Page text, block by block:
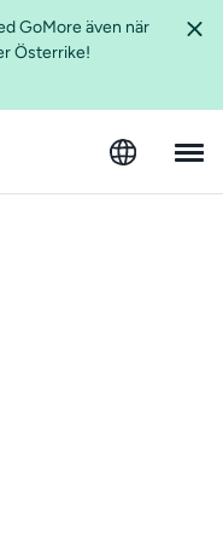
GoMore även när
Österrike!